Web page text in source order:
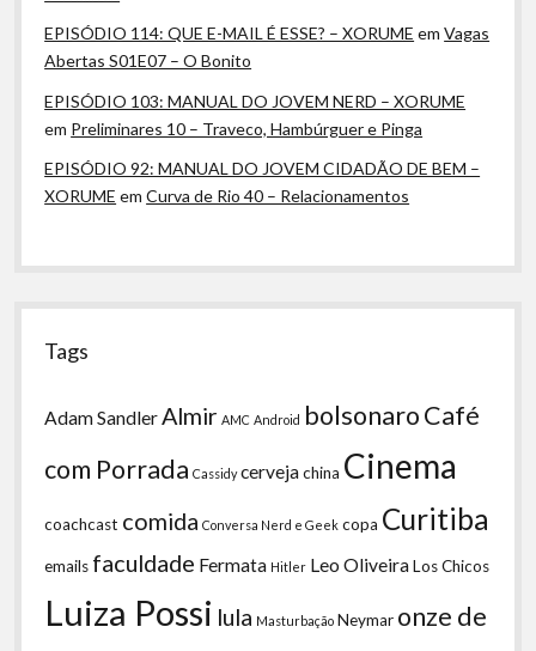
EPISÓDIO 114: QUE E-MAIL É ESSE? – XORUME emVagas
Abertas S01E07 – O Bonito
EPISÓDIO 103: MANUAL DO JOVEM NERD – XORUME
em Preliminares 10 – Traveco, Hambúrguer e Pinga
EPISÓDIO 92: MANUAL DO JOVEM CIDADÃO DE BEM –
XORUME emCurva de Rio 40 – Relacionamentos
Tags
Adam Sandler Almir AMC Android bolsonaroCafé
com Porrada Cassidy cervejachina Cinema
coachcast comida Conversa Nerd e Geek copa Curitiba
emails faculdade Fermata Hitler Leo OliveiraLos Chicos
Luiza Possi lula Masturbação Neymar onze de